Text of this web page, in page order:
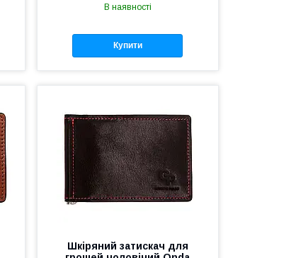
В наявності
Купити
Шкіряний затискач для